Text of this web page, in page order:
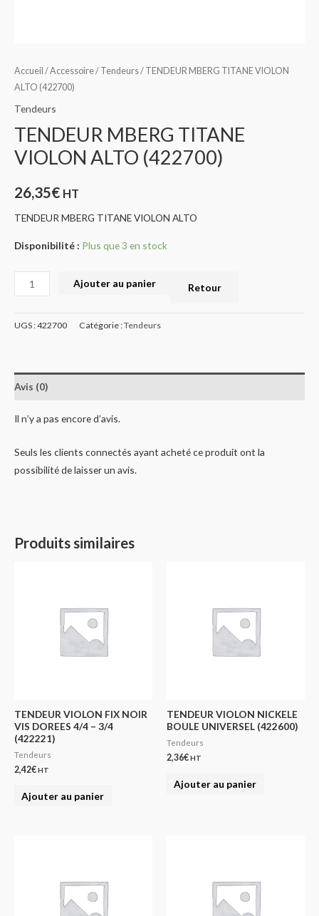
Accueil /Accessoire/ Tendeurs/ TENDEUR MBERG TITANE VIOLON
ALTO (422700)
Tendeurs
TENDEUR MBERG TITANE
VIOLON ALTO (422700)
26,35€ HT
TENDEUR MBERG TITANE VIOLON ALTO
Disponibilité : Plus que 3 en stock
Ajouter au panier Retour
UGS :422700 Catégorie :Tendeurs
Avis (0)
Il n’y a pas encore d’avis.
Seuls les clients connectés ayant acheté ce produit ont la
possibilité de laisser un avis.
Produits similaires
TENDEUR VIOLON FIX NOIR
VIS DOREES 4/4 – 3/4
(422221)
Tendeurs
2,42€HT
Ajouter au panier
TENDEUR VIOLON NICKELE
BOULE UNIVERSEL (422600)
Tendeurs
2,36€HT
Ajouter au panier